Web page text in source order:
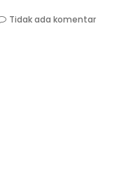
Tidak ada komentar